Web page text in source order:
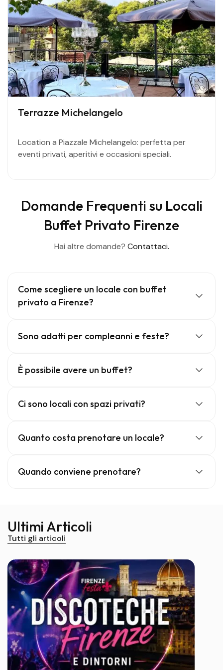
Terrazze Michelangelo
Location a Piazzale Michelangelo: perfetta per
eventi privati, aperitivi e occasioni speciali.
Domande Frequenti su Locali
Buffet Privato Firenze
Hai altre domande? Contattaci.
Come scegliere un locale con buffet
privato a Firenze?
Sono adatti per compleanni e feste?
È possibile avere un buffet?
Ci sono locali con spazi privati?
Quanto costa prenotare un locale?
Quando conviene prenotare?
Ultimi Articoli
Tutti gli articoli